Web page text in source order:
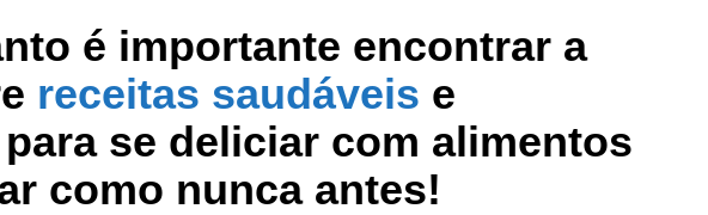
é importante encontrar a
receitas saudáveis e
se deliciar com alimentos
como nunca antes!